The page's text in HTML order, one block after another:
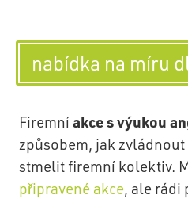
nabídka na míru
Firemníakce s výukou
způsobem, jak
stmelit firemní kolektiv.
připravené akce, ale rádi